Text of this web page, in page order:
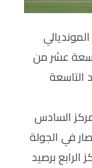
عشر من
التاسعة
السادس
في الجولة
الرابع برصيد